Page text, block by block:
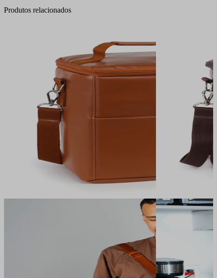
Produtos relacionados